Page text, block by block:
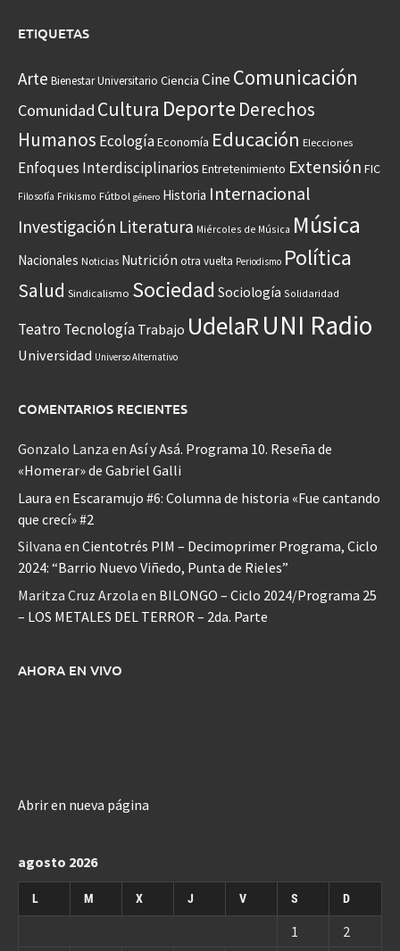
ETIQUETAS
Arte Bienestar Universitario Ciencia CineComunicación
Comunidad Cultura Deporte Derechos
Humanos EcologíaEconomía Educación Elecciones
Enfoques Interdisciplinarios Entretenimiento Extensión FIC
Filosofía Frikismo Fútbol género Historia Internacional
Investigación Literatura Miércoles de Música Música
Nacionales Noticias Nutrición otra vuelta Periodismo Política
Salud Sindicalismo Sociedad Sociología Solidaridad
Teatro Tecnología Trabajo UdelaRUNI Radio
Universidad Universo Alternativo
COMENTARIOS RECIENTES
Gonzalo Lanza en Así y Asá. Programa 10. Reseña de
«Homerar» de Gabriel Galli
Laura en Escaramujo #6: Columna de historia «Fue cantando
que crecí» #2
Silvana en Cientotrés PIM – Decimoprimer Programa, Ciclo
2024: “Barrio Nuevo Viñedo, Punta de Rieles”
Maritza Cruz Arzola en BILONGO – Ciclo 2024/Programa 25
– LOS METALES DEL TERROR – 2da. Parte
AHORA EN VIVO
Abrir en nueva página
agosto 2026
L M X J V S D
1 2